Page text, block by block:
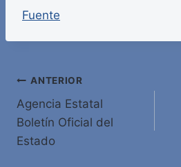
Fuente
Navegación
de
entradas
ANTERIOR
Agencia Estatal
Boletín Oficial del
Estado